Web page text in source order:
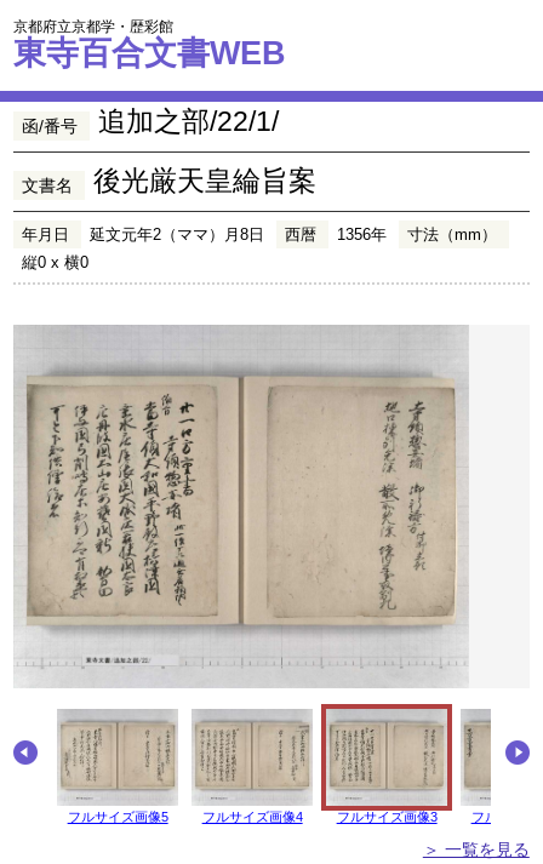
京都府立京都学・歴彩館
東寺百合文書WEB
函/番号 追加之部/22/1/
文書名 後光厳天皇綸旨案
年月日 延文元年2（ママ）月8日 西暦 1356年
寸法（mm）
縦0 x 横0
フルサイズ画像5 フルサイズ画像4 フルサイズ画像3 フルサイズ
＞ 一覧を見る